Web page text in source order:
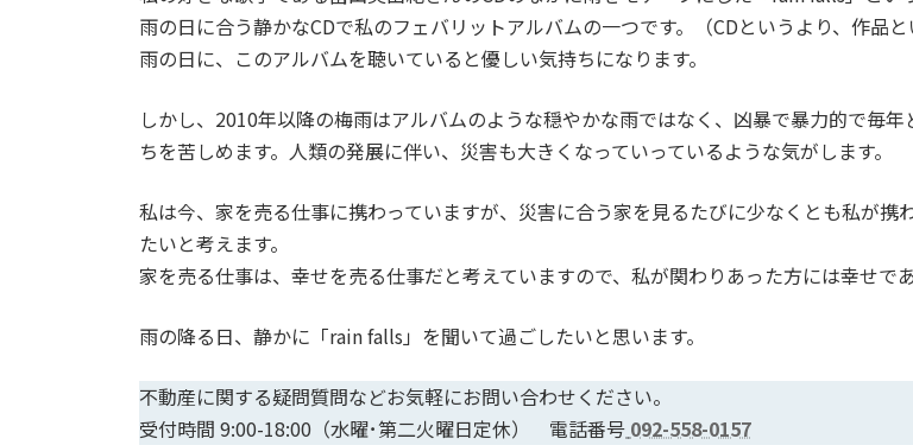
新
日
時
雨の日に合う静かなCDで私のフェバリットアルバムの一つです。（CDというより、作品
雨の日に、このアルバムを聴いていると優しい気持ちになります。
しかし、2010年以降の梅雨はアルバムのような穏やかな雨ではなく、凶暴で暴力的で毎
ちを苦しめます。人類の発展に伴い、災害も大きくなっていっているような気がします。
私は今、家を売る仕事に携わっていますが、災害に合う家を見るたびに少なくとも私が
たいと考えます。
家を売る仕事は、幸せを売る仕事だと考えていますので、私が関わりあった方には幸せで
雨の降る日、静かに「rain falls」を聞いて過ごしたいと思います。
不動産に関する疑問質問などお気軽にお問い合わせください。
受付時間 9:00-18:00（水曜･第二火曜日定休） 電話番号 092-558-0157